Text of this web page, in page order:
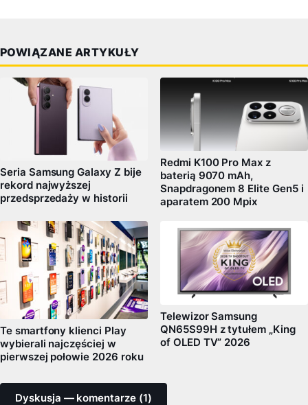
POWIĄZANE ARTYKUŁY
Seria Samsung Galaxy Z bije
rekord najwyższej
przedsprzedaży w historii
Redmi K100 Pro Max z
baterią 9070 mAh,
Snapdragonem 8 Elite Gen5 i
aparatem 200 Mpix
Te smartfony klienci Play
wybierali najczęściej w
pierwszej połowie 2026 roku
Telewizor Samsung
QN65S99H z tytułem „King
of OLED TV” 2026
Dyskusja — komentarze (1)